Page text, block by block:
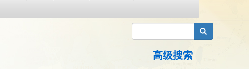
搜索
高级搜索